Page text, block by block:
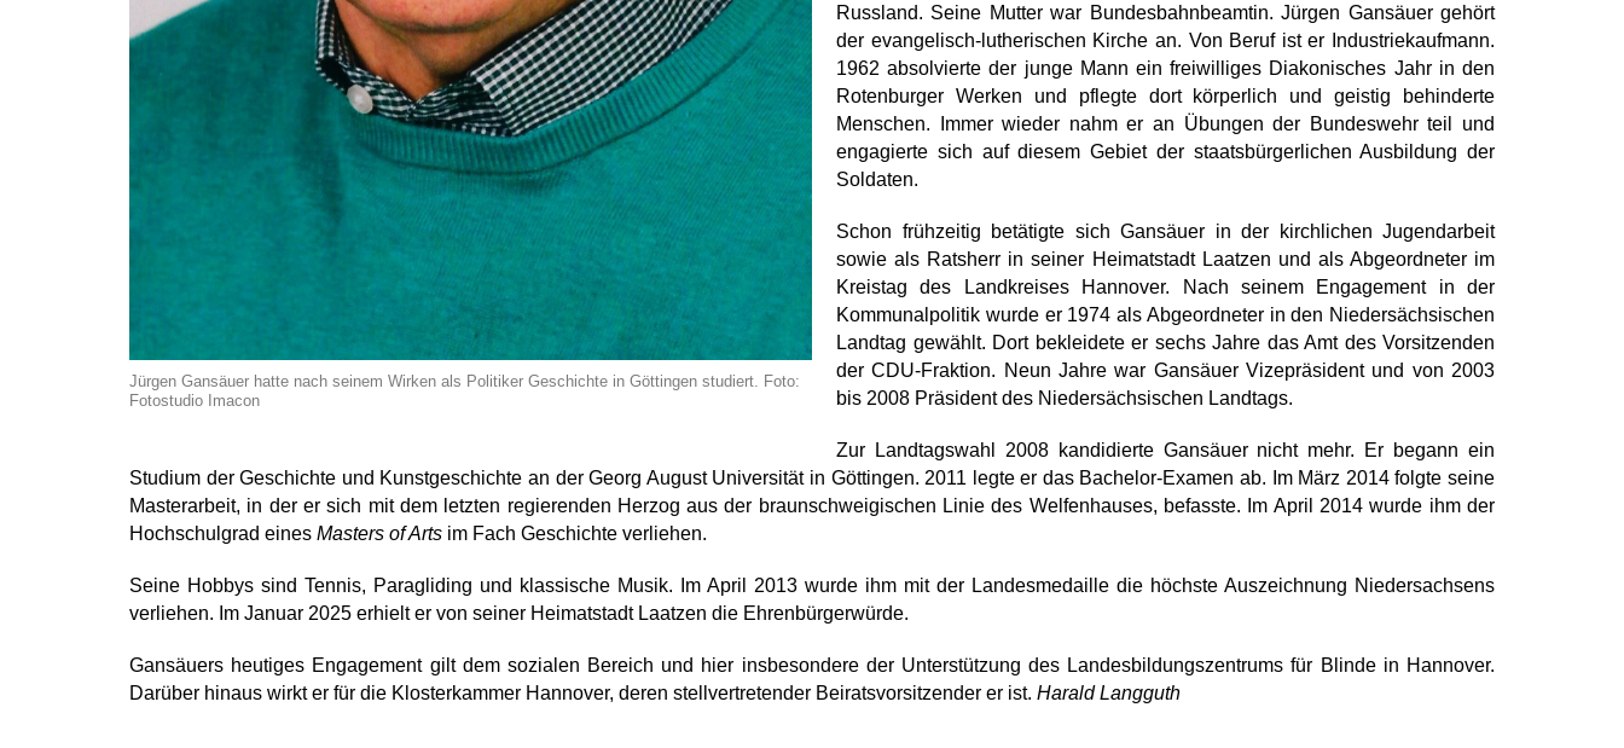
Jürgen Gansäuer hatte nach seinem Wirken als Politiker Geschichte in Göttingen studiert. Foto:
Fotostudio Imacon
Russland. Seine Mutter war Bundesbahnbeamtin. Jürgen Gansäuer gehört
der evangelisch-lutherischen Kirche an. Von Beruf ist er Industriekaufmann.
1962 absolvierte der junge Mann ein freiwilliges Diakonisches Jahr in den
Rotenburger Werken und pflegte dort körperlich und geistig behinderte
Menschen. Immer wieder nahm er an Übungen der Bundeswehr teil und
engagierte sich auf diesem Gebiet der staatsbürgerlichen Ausbildung der
Soldaten.
Schon frühzeitig betätigte sich Gansäuer in der kirchlichen Jugendarbeit
sowie als Ratsherr in seiner Heimatstadt Laatzen und als Abgeordneter im
Kreistag des Landkreises Hannover. Nach seinem Engagement in der
Kommunalpolitik wurde er 1974 als Abgeordneter in den Niedersächsischen
Landtag gewählt. Dort bekleidete er sechs Jahre das Amt des Vorsitzenden
der CDU-Fraktion. Neun Jahre war Gansäuer Vizepräsident und von 2003
bis 2008 Präsident des Niedersächsischen Landtags.
Zur Landtagswahl 2008 kandidierte Gansäuer nicht mehr. Er begann ein
Studium der Geschichte und Kunstgeschichte an der Georg August Universität in Göttingen. 2011 legte er das Bachelor-Examen ab. Im März 2014 folgte seine
Masterarbeit, in der er sich mit dem letzten regierenden Herzog aus der braunschweigischen Linie des Welfenhauses, befasste. Im April 2014 wurde ihm der
Hochschulgrad eines Masters of Arts im Fach Geschichte verliehen.
Seine Hobbys sind Tennis, Paragliding und klassische Musik. Im April 2013 wurde ihm mit der Landesmedaille die höchste Auszeichnung Niedersachsens
verliehen. Im Januar 2025 erhielt er von seiner Heimatstadt Laatzen die Ehrenbürgerwürde.
Gansäuers heutiges Engagement gilt dem sozialen Bereich und hier insbesondere der Unterstützung des Landesbildungszentrums für Blinde in Hannover.
Darüber hinaus wirkt er für die Klosterkammer Hannover, deren stellvertretender Beiratsvorsitzender er ist. Harald Langguth